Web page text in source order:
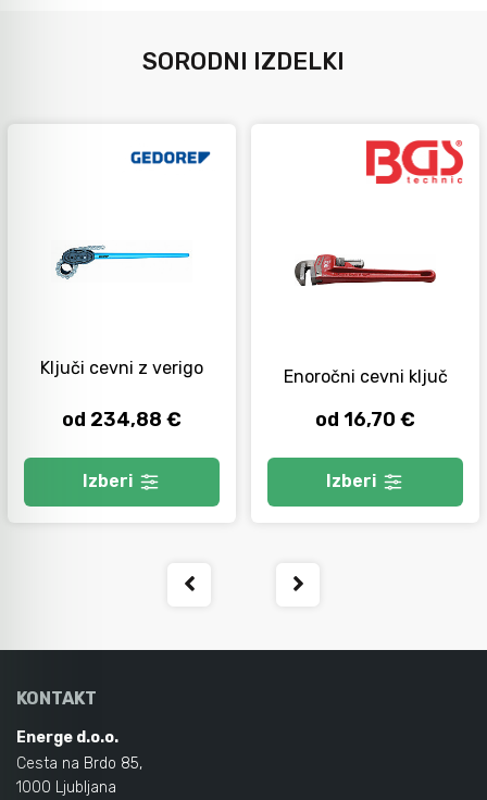
SORODNI IZDELKI
Ključi cevni z verigo
od 234,88 €
Izberi
Enoročni cevni ključ
od 16,70 €
Izberi
KONTAKT
Energe d.o.o.
Cesta na Brdo 85,
1000 Ljubljana